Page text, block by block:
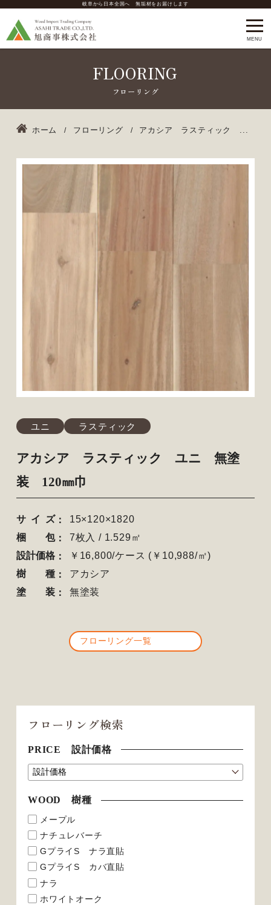
岐阜から日本全国へ 無垢材をお届けします
FLOORING
ホーム フローリング アカシア ラスティック ...
ユニ ラスティック
アカシア ラスティック ユニ 無塗
装 120㎜巾
サイズ
15×120×1820
梱包
7枚入 / 1.529㎡
設計価格
￥16,800/ケース (￥10,988/㎡)
樹種
アカシア
塗装
無塗装
フローリング一覧
フローリング検索
PRICE 設計価格
WOOD 樹種
メープル
ナチュレバーチ
GプライS ナラ直貼
GプライS カバ直貼
ナラ
ホワイトオーク